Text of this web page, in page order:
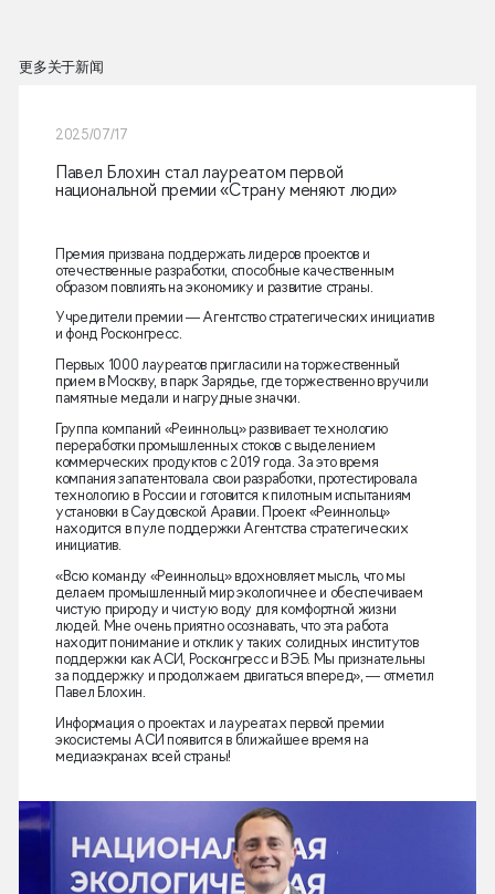
更多关于新闻
2025/07/17
Павел Блохин стал лауреатом первой
национальной премии «Страну меняют люди»
Премия призвана поддержать лидеров проектов и
отечественные разработки, способные качественным
образом повлиять на экономику и развитие страны.
Учредители премии — Агентство стратегических инициатив
и фонд Росконгресс.
Первых 1000 лауреатов пригласили на торжественный
прием в Москву, в парк Зарядье, где торжественно вручили
памятные медали и нагрудные значки.
Группа компаний «Реиннольц» развивает технологию
переработки промышленных стоков с выделением
коммерческих продуктов с 2019 года. За это время
компания запатентовала свои разработки, протестировала
технологию в России и готовится к пилотным испытаниям
установки в Саудовской Аравии. Проект «Реиннольц»
находится в пуле поддержки Агентства стратегических
инициатив.
«Всю команду «Реиннольц» вдохновляет мысль, что мы
делаем промышленный мир экологичнее и обеспечиваем
чистую природу и чистую воду для комфортной жизни
людей. Мне очень приятно осознавать, что эта работа
находит понимание и отклик у таких солидных институтов
поддержки как АСИ, Росконгресс и ВЭБ. Мы признательны
за поддержку и продолжаем двигаться вперед», — отметил
Павел Блохин.
Информация о проектах и лауреатах первой премии
экосистемы АСИ появится в ближайшее время на
медиаэкранах всей страны!